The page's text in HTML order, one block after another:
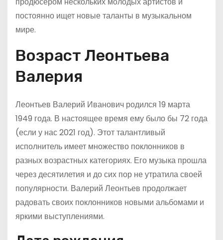
постоянно ищет новые таланты в музыкальном
мире.
Возраст Леонтьева
Валерия
Леонтьев Валерий Иванович родился 19 марта
1949 года. В настоящее время ему было бы 72 года
(если у нас 2021 год). Этот талантливый
исполнитель имеет множество поклонников в
разных возрастных категориях. Его музыка прошла
через десятилетия и до сих пор не утратила своей
популярности. Валерий Леонтьев продолжает
радовать своих поклонников новыми альбомами и
яркими выступлениями.